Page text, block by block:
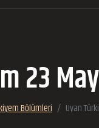
23
Bölümleri Uyan